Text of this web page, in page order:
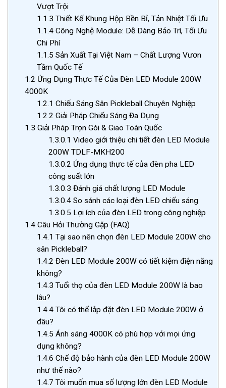
Vượt Trội
1.1.3 Thiết Kế Khung Hộp Bền Bỉ, Tản Nhiệt Tối Ưu
1.1.4Công Nghệ Module: Dễ Dàng Bảo Trì, Tối Ưu
Chi Phí
1.1.5 Sản Xuất Tại Việt Nam – Chất Lượng Vươn
Tầm Quốc Tế
1.2 Ứng Dụng Thực Tế Của Đèn LED Module 200W
4000K
1.2.1 Chiếu Sáng Sân Pickleball Chuyên Nghiệp
1.2.2 Giải Pháp Chiếu Sáng Đa Dụng
1.3 Giải Pháp Trọn Gói & Giao Toàn Quốc
1.3.0.1 Video giới thiệu chi tiết đèn LED Module
200W TDLF-MKH200
1.3.0.2 Ứng dụng thực tế của đèn pha LED
công suất lớn
1.3.0.3 Đánh giá chất lượng LED Module
1.3.0.4So sánh các loại đèn LED chiếu sáng
1.3.0.5 Lợi ích của đèn LED trong công nghiệp
1.4 Câu Hỏi Thường Gặp (FAQ)
1.4.1 Tại sao nên chọn đèn LED Module 200W cho
sân Pickleball?
1.4.2 Đèn LED Module 200W có tiết kiệm điện năng
không?
1.4.3 Tuổi thọ của đèn LED Module 200W là bao
lâu?
1.4.4Tôi có thể lắp đặt đèn LED Module 200W ở
đâu?
1.4.5 Ánh sáng 4000K có phù hợp với mọi ứng
dụng không?
1.4.6 Chế độ bảo hành của đèn LED Module 200W
như thế nào?
1.4.7 Tôi muốn mua số lượng lớn đèn LED Module